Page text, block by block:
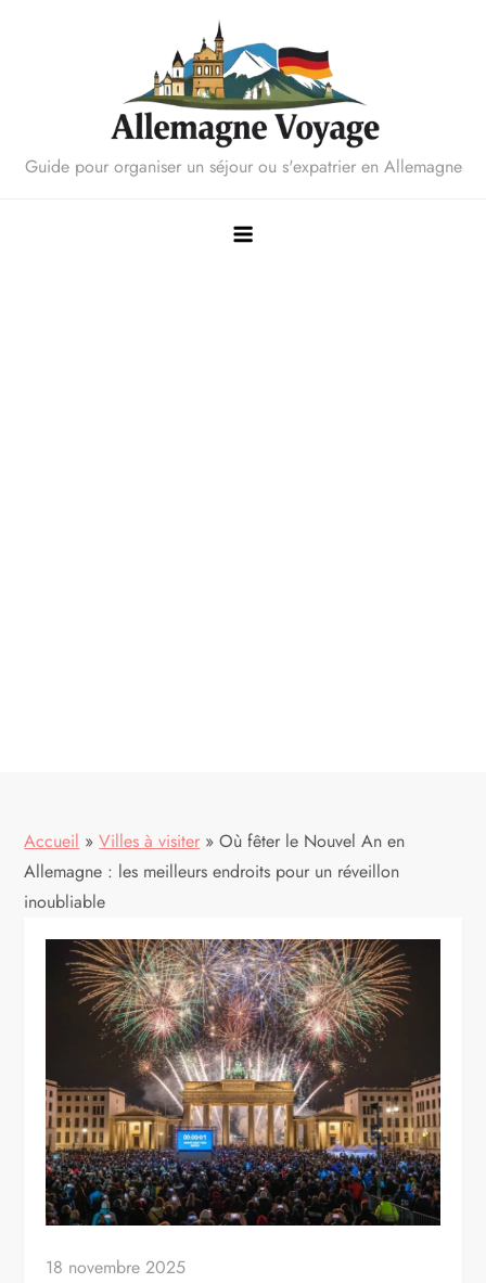
Guide pour organiser un séjour ou s'expatrier en Allemagne
Accueil »Villes à visiter »Où fêter le Nouvel An en
Allemagne : les meilleurs endroits pour un réveillon
inoubliable
18 novembre 2025